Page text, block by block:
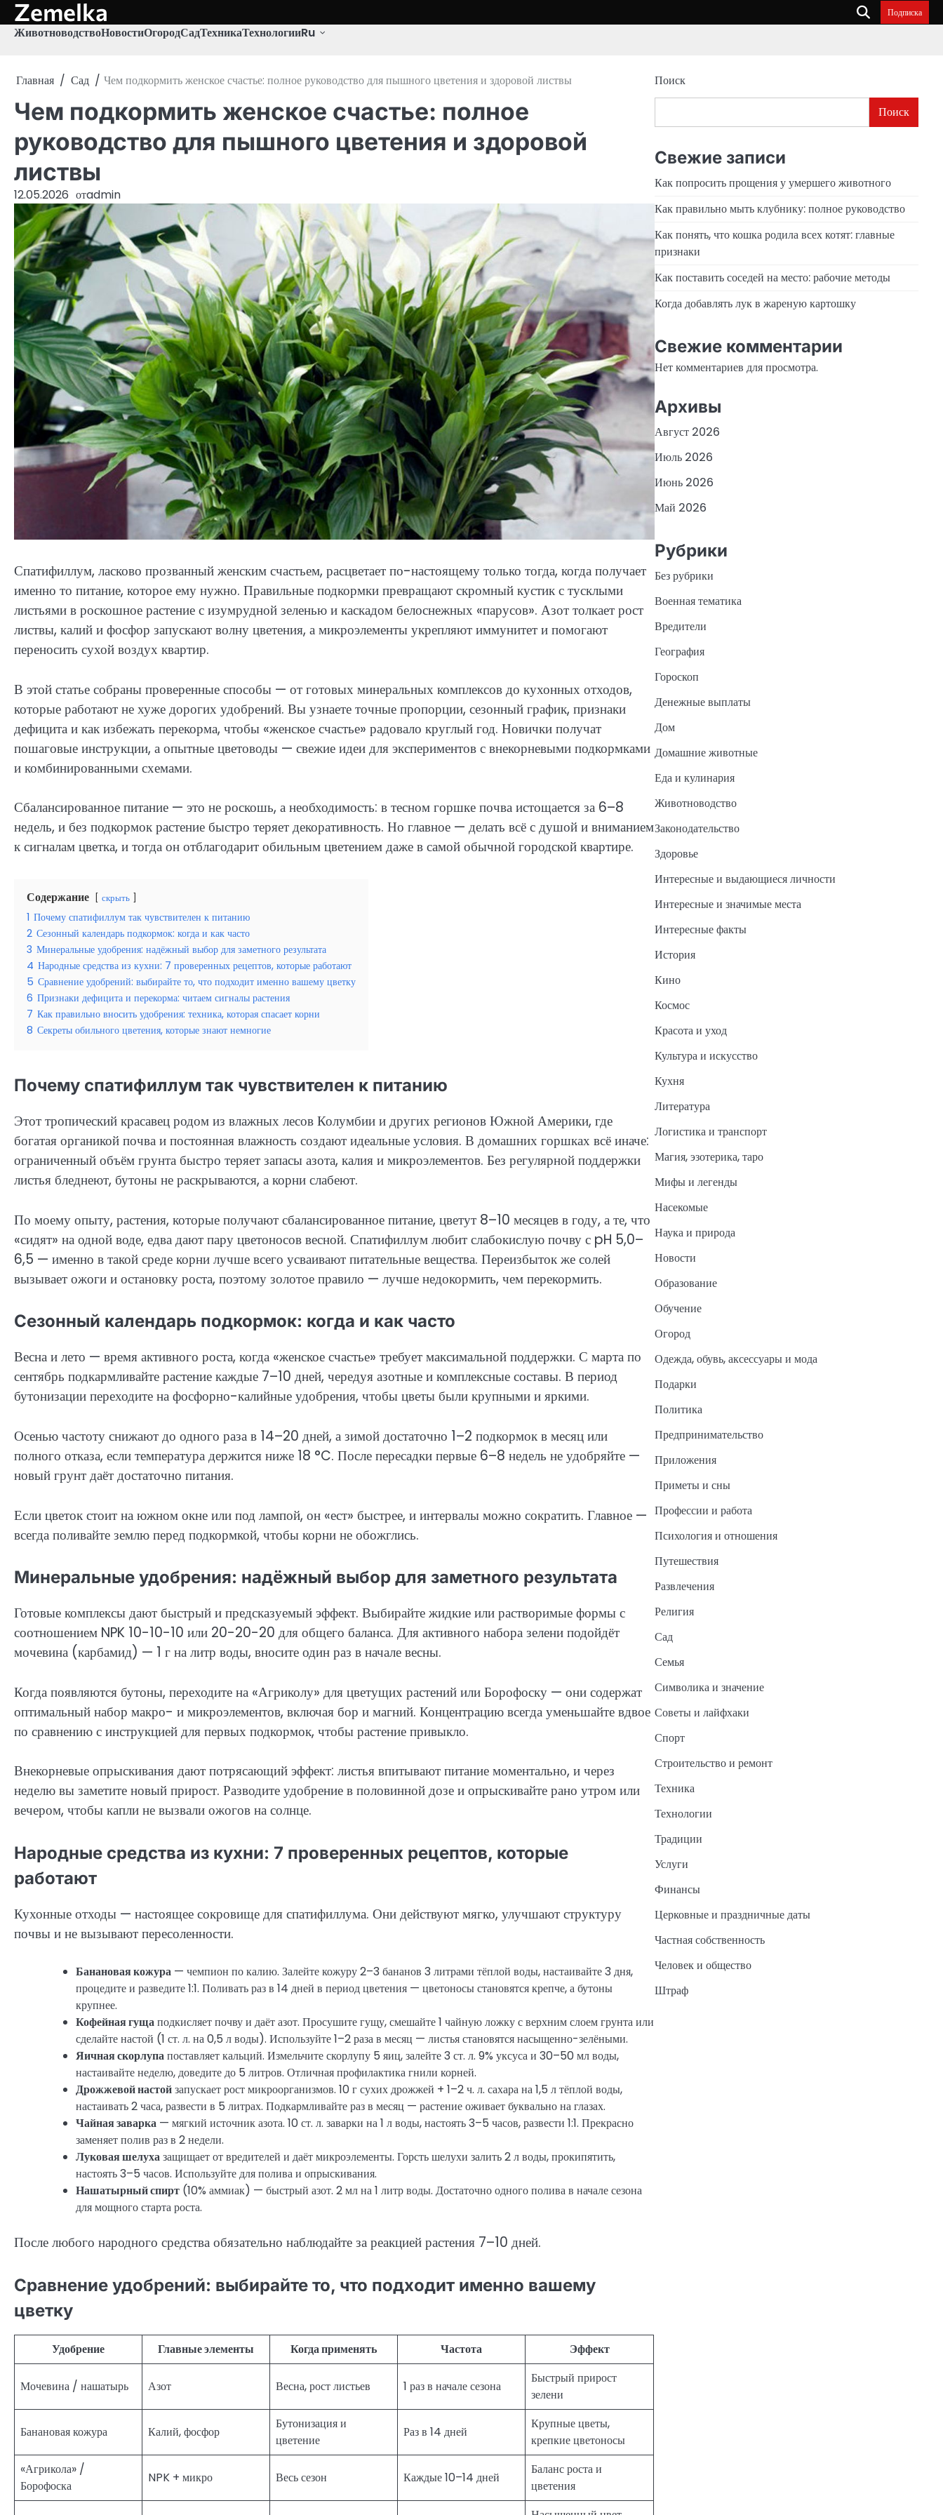
Перейти
к
содержимому
Zemelka Подписка
ЖивотноводствоНовостиОгородСадТехникаТехнологииRu
Главная Сад Чем подкормить женское счастье: полное руководство для пышного цветения и здоровой листвы
Чем подкормить женское счастье: полное
руководство для пышного цветения и здоровой
листвы
12.05.2026 отadmin
Спатифиллум, ласково прозванный женским счастьем, расцветает по-настоящему только тогда, когда получает
именно то питание, которое ему нужно. Правильные подкормки превращают скромный кустик с тусклыми
листьями в роскошное растение с изумрудной зеленью и каскадом белоснежных «парусов». Азот толкает рост
листвы, калий и фосфор запускают волну цветения, а микроэлементы укрепляют иммунитет и помогают
переносить сухой воздух квартир.
В этой статье собраны проверенные способы — от готовых минеральных комплексов до кухонных отходов,
которые работают не хуже дорогих удобрений. Вы узнаете точные пропорции, сезонный график, признаки
дефицита и как избежать перекорма, чтобы «женское счастье» радовало круглый год. Новички получат
пошаговые инструкции, а опытные цветоводы — свежие идеи для экспериментов с внекорневыми подкормками
и комбинированными схемами.
Сбалансированное питание — это не роскошь, а необходимость: в тесном горшке почва истощается за 6–8
недель, и без подкормок растение быстро теряет декоративность. Но главное — делать всё с душой и вниманием
к сигналам цветка, и тогда он отблагодарит обильным цветением даже в самой обычной городской квартире.
Содержание скрыть
1 Почему спатифиллум так чувствителен к питанию
2 Сезонный календарь подкормок: когда и как часто
3 Минеральные удобрения: надёжный выбор для заметного результата
4 Народные средства из кухни: 7 проверенных рецептов, которые работают
5 Сравнение удобрений: выбирайте то, что подходит именно вашему цветку
6 Признаки дефицита и перекорма: читаем сигналы растения
7 Как правильно вносить удобрения: техника, которая спасает корни
8 Секреты обильного цветения, которые знают немногие
Почему спатифиллум так чувствителен к питанию
Этот тропический красавец родом из влажных лесов Колумбии и других регионов Южной Америки, где
богатая органикой почва и постоянная влажность создают идеальные условия. В домашних горшках всё иначе:
ограниченный объём грунта быстро теряет запасы азота, калия и микроэлементов. Без регулярной поддержки
листья бледнеют, бутоны не раскрываются, а корни слабеют.
По моему опыту, растения, которые получают сбалансированное питание, цветут 8–10 месяцев в году, а те, что
«сидят» на одной воде, едва дают пару цветоносов весной. Спатифиллум любит слабокислую почву с pH 5,0–
6,5 — именно в такой среде корни лучше всего усваивают питательные вещества. Переизбыток же солей
вызывает ожоги и остановку роста, поэтому золотое правило — лучше недокормить, чем перекормить.
Сезонный календарь подкормок: когда и как часто
Весна и лето — время активного роста, когда «женское счастье» требует максимальной поддержки. С марта по
сентябрь подкармливайте растение каждые 7–10 дней, чередуя азотные и комплексные составы. В период
бутонизации переходите на фосфорно-калийные удобрения, чтобы цветы были крупными и яркими.
Осенью частоту снижают до одного раза в 14–20 дней, а зимой достаточно 1–2 подкормок в месяц или
полного отказа, если температура держится ниже 18 °C. После пересадки первые 6–8 недель не удобряйте —
новый грунт даёт достаточно питания.
Если цветок стоит на южном окне или под лампой, он «ест» быстрее, и интервалы можно сократить. Главное —
всегда поливайте землю перед подкормкой, чтобы корни не обожглись.
Минеральные удобрения: надёжный выбор для заметного результата
Готовые комплексы дают быстрый и предсказуемый эффект. Выбирайте жидкие или растворимые формы с
соотношением NPK 10-10-10 или 20-20-20 для общего баланса. Для активного набора зелени подойдёт
мочевина (карбамид) — 1 г на литр воды, вносите один раз в начале весны.
Когда появляются бутоны, переходите на «Агриколу» для цветущих растений или Борофоску — они содержат
оптимальный набор макро- и микроэлементов, включая бор и магний. Концентрацию всегда уменьшайте вдвое
по сравнению с инструкцией для первых подкормок, чтобы растение привыкло.
Внекорневые опрыскивания дают потрясающий эффект: листья впитывают питание моментально, и через
неделю вы заметите новый прирост. Разводите удобрение в половинной дозе и опрыскивайте рано утром или
вечером, чтобы капли не вызвали ожогов на солнце.
Народные средства из кухни: 7 проверенных рецептов, которые
работают
Кухонные отходы — настоящее сокровище для спатифиллума. Они действуют мягко, улучшают структуру
почвы и не вызывают пересоленности.
Банановая кожура — чемпион по калию. Залейте кожуру 2–3 бананов 3 литрами тёплой воды, настаивайте 3 дня,
процедите и разведите 1:1. Поливать раз в 14 дней в период цветения — цветоносы становятся крепче, а бутоны
крупнее.
Кофейная гущаподкисляет почву и даёт азот. Просушите гущу, смешайте 1 чайную ложку с верхним слоем грунта или
сделайте настой (1 ст. л. на 0,5 л воды). Используйте 1–2 раза в месяц — листья становятся насыщенно-зелёными.
Яичная скорлупапоставляет кальций. Измельчите скорлупу 5 яиц, залейте 3 ст. л. 9% уксуса и 30–50 мл воды,
настаивайте неделю, доведите до 5 литров. Отличная профилактика гнили корней.
Дрожжевой настойзапускает рост микроорганизмов. 10 г сухих дрожжей + 1–2 ч. л. сахара на 1,5 л тёплой воды,
настаивать 2 часа, развести в 5 литрах. Подкармливайте раз в месяц — растение оживает буквально на глазах.
Чайная заварка — мягкий источник азота. 10 ст. л. заварки на 1 л воды, настоять 3–5 часов, развести 1:1. Прекрасно
заменяет полив раз в 2 недели.
Луковая шелухазащищает от вредителей и даёт микроэлементы. Горсть шелухи залить 2 л воды, прокипятить,
настоять 3–5 часов. Используйте для полива и опрыскивания.
Нашатырный спирт (10% аммиак) — быстрый азот. 2 мл на 1 литр воды. Достаточно одного полива в начале сезона
для мощного старта роста.
После любого народного средства обязательно наблюдайте за реакцией растения 7–10 дней.
Сравнение удобрений: выбирайте то, что подходит именно вашему
цветку
Удобрение Главные элементы Когда применять Частота Эффект
Мочевина / нашатырь Азот Весна, рост листьев 1 раз в начале сезона
Быстрый прирост
зелени
Банановая кожура Калий, фосфор
Бутонизация и
цветение
Раз в 14 дней
Крупные цветы,
крепкие цветоносы
«Агрикола» /
Борофоска
NPK + микро Весь сезон Каждые 10–14 дней
Баланс роста и
цветения
Поиск
Поиск
Свежие записи
Как попросить прощения у умершего животного
Как правильно мыть клубнику: полное руководство
Как понять, что кошка родила всех котят: главные
признаки
Как поставить соседей на место: рабочие методы
Когда добавлять лук в жареную картошку
Свежие комментарии
Нет комментариев для просмотра.
Архивы
Август 2026
Июль 2026
Июнь 2026
Май 2026
Рубрики
Без рубрики
Военная тематика
Вредители
География
Гороскоп
Денежные выплаты
Дом
Домашние животные
Еда и кулинария
Животноводство
Законодательство
Здоровье
Интересные и выдающиеся личности
Интересные и значимые места
Интересные факты
История
Кино
Космос
Красота и уход
Культура и искусство
Кухня
Литература
Логистика и транспорт
Магия, эзотерика, таро
Мифы и легенды
Насекомые
Наука и природа
Новости
Образование
Обучение
Огород
Одежда, обувь, аксессуары и мода
Подарки
Политика
Предпринимательство
Приложения
Приметы и сны
Профессии и работа
Психология и отношения
Путешествия
Развлечения
Религия
Сад
Семья
Символика и значение
Советы и лайфхаки
Спорт
Строительство и ремонт
Техника
Технологии
Традиции
Услуги
Финансы
Церковные и праздничные даты
Частная собственность
Человек и общество
Штраф